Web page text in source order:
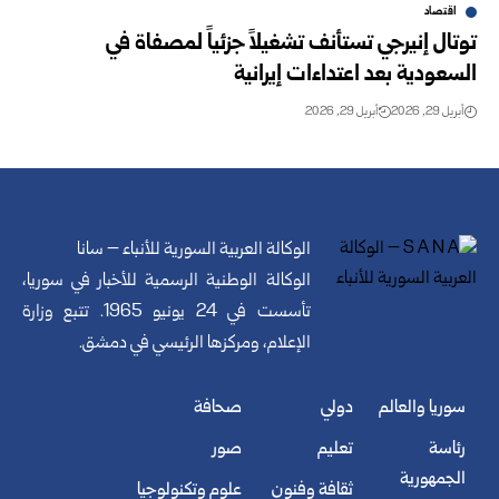
اقتصاد
توتال إنيرجي تستأنف تشغيلاً جزئياً لمصفاة في
السعودية بعد اعتداءات إيرانية
أبريل 29, 2026 أبريل 29, 2026
الوكالة العربية السورية للأنباء – سانا
الوكالة الوطنية الرسمية للأخبار في سوريا،
تأسست في 24 يونيو 1965. تتبع وزارة
الإعلام، ومركزها الرئيسي في دمشق.
سوريا والعالم
رئاسة
الجمهورية
دولي
تعليم
ثقافة وفنون
صحافة
صور
علوم وتكنولوجيا